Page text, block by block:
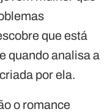
que está
quando analisa a
por ela.
o romance